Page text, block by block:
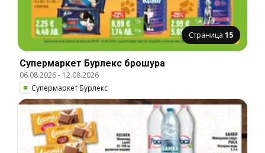
Страница 15
Супермаркет Бурлекс брошура
06.08.2026- 12.08.2026
Супермаркет Бурлекс